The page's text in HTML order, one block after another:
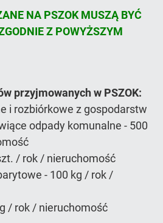
NA PSZOK MUSZĄ BYĆ
Z POWYŻSZYM
przyjmowanych w PSZOK:
i rozbiórkowe z gospodarstw
odpady komunalne - 500
/ rok / nieruchomość
- 100 kg / rok /
/ rok / nieruchomość